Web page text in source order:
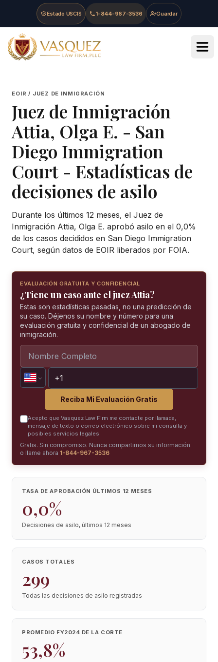
Skip to main content
Skip to navigation
Skip to footer
Estado USCIS 1-844-967-3536 Guardar
Vasquez Law Firm - Home
EOIR / JUEZ DE INMIGRACIÓN
Juez de Inmigración
Attia, Olga E. - San
Diego Immigration
Court - Estadísticas de
decisiones de asilo
Durante los últimos 12 meses, el Juez de
Inmigración Attia, Olga E. aprobó asilo en el 0,0%
de los casos decididos en San Diego Immigration
Court, según datos de EOIR liberados por FOIA.
EVALUACIÓN GRATUITA Y CONFIDENCIAL
¿Tiene un caso ante el juez Attia?
Estas son estadísticas pasadas, no una predicción de
su caso. Déjenos su nombre y número para una
evaluación gratuita y confidencial de un abogado de
inmigración.
Reciba Mi Evaluación Gratis
Acepto que Vasquez Law Firm me contacte por llamada,
mensaje de texto o correo electrónico sobre mi consulta y
posibles servicios legales.
Gratis. Sin compromiso. Nunca compartimos su información.
o llame ahora 1-844-967-3536
TASA DE APROBACIÓN ÚLTIMOS 12 MESES
0,0%
Decisiones de asilo, últimos 12 meses
CASOS TOTALES
299
Todas las decisiones de asilo registradas
PROMEDIO FY2024 DE LA CORTE
53,8%